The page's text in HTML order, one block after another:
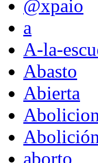
@xpaio
a
A-la-
Abasto
Abierta
aborto